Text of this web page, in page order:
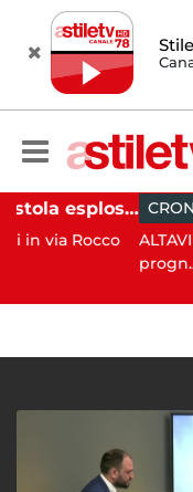
Salerno, colpi di pistola esplosi a Pastena: paura tra i residenti
Rocco
CRONACA
ALTAVILLA